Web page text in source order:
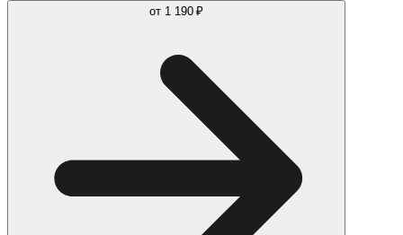
от 1 190 ₽